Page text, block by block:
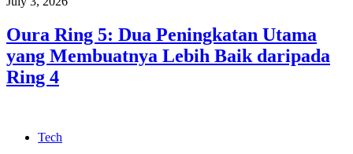
Oura Ring 5: Dua Peningkatan Utama
yang Membuatnya Lebih Baik daripada
Ring 4
Tech